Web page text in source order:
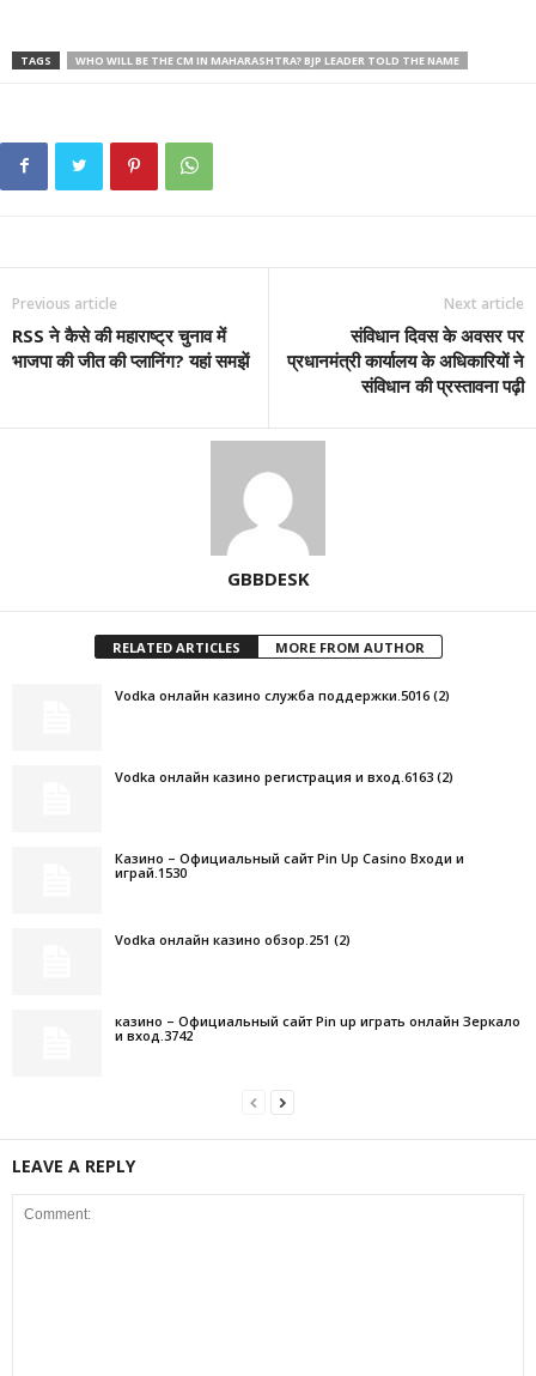
TAGS WHO WILL BE THE CM IN MAHARASHTRA? BJP LEADER TOLD THE NAME
Previous article
RSS ने कैसे की महाराष्ट्र चुनाव में
भाजपा की जीत की प्लानिंग? यहां समझें
Next article
संविधान दिवस के अवसर पर
प्रधानमंत्री कार्यालय के अधिकारियों ने
संविधान की प्रस्तावना पढ़ी
GBBDESK
RELATED ARTICLES MORE FROM AUTHOR
Vodka онлайн казино служба поддержки.5016 (2)
Vodka онлайн казино регистрация и вход.6163 (2)
Казино – Официальный сайт Pin Up Casino Входи и
играй.1530
Vodka онлайн казино обзор.251 (2)
казино – Официальный сайт Pin up играть онлайн Зеркало
и вход.3742
LEAVE A REPLY